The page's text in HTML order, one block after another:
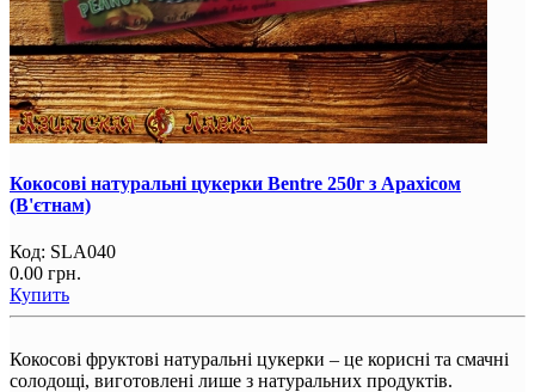
Кокосові натуральні цукерки Bentre 250г з Арахісом
(В'єтнам)
Код: SLA040
0.00 грн.
Купить
Кокосові фруктові натуральні цукерки – це корисні та смачні
солодощі, виготовлені лише з натуральних продуктів.